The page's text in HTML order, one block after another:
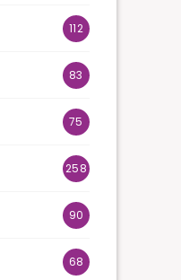
112
83
75
258
90
68